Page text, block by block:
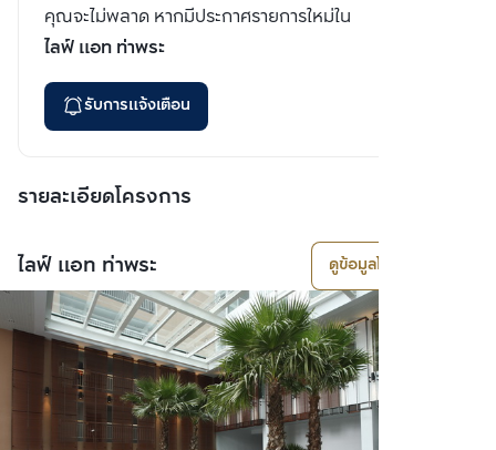
คุณจะไม่พลาด หากมีประกาศรายการใหม่ใน
ไลฟ์ แอท ท่าพระ
รับการแจ้งเตือน
รายละเอียดโครงการ
ไลฟ์ แอท ท่าพระ ดูข้อมูลโครงการ